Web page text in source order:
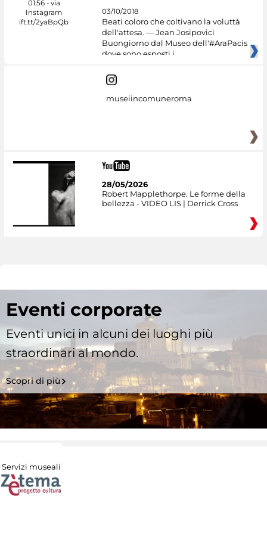
03/10/2018
Beati coloro che coltivano la voluttà
dell'attesa. — Jean Josipovici
Buongiorno dal Museo dell'#AraPacis
dove sono esposti i
museiincomuneroma
28/05/2026
Robert Mapplethorpe. Le forme della
bellezza - VIDEO LIS | Derrick Cross
Eventi corporate
Eventi unici in alcuni dei luoghi più
straordinari al mondo.
Scopri di più
Servizi museali